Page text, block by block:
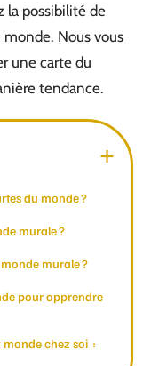
la possibilité de
Nous vous
une carte du
tendance.
du monde ?
murale ?
murale ?
pour apprendre
monde chez soi :